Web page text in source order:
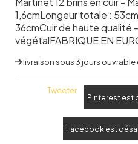
1,6cmLongeur totale :
36cmCuir de haute qualité
végétalFABRIQUE EN
livraison sous 3 jours ouvrable
Tweeter
Pinterest est
Facebook est